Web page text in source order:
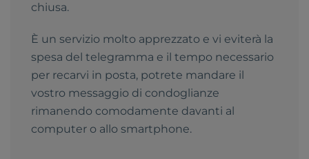
chiusa.
È un servizio molto apprezzato e vi eviterà la
spesa del telegramma e il tempo necessario
per recarvi in posta, potrete mandare il
vostro messaggio di condoglianze
rimanendo comodamente davanti al
computer o allo smartphone.